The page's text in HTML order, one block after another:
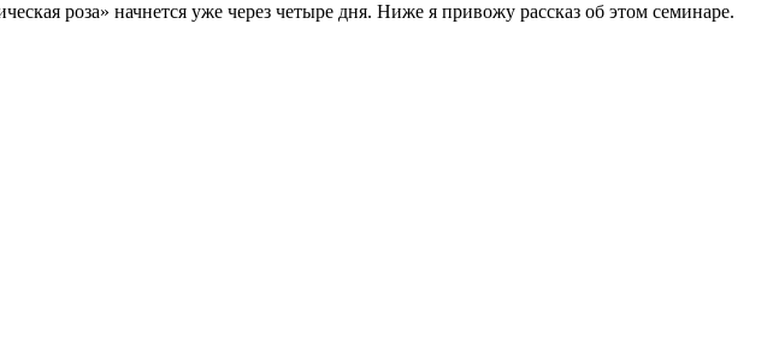
роза» начнется уже через четыре дня. Ниже я привожу рассказ об этом семинаре.